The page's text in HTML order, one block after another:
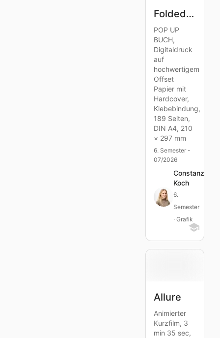
Folded and Found
POP UP
BUCH,
Digitaldruck
auf
hochwertigem
Offset
Papier mit
Hardcover,
Klebebindung,
189 Seiten,
DIN A4, 210
× 297 mm
6. Semester -
07/2026
Constanze
Koch
6.
Semester
· Grafik
Allure
Animierter
Kurzfilm, 3
min 35 sec,